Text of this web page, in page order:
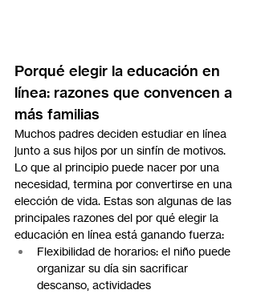
Porqué elegir la educación en
línea: razones que convencen a
más familias
Muchos padres deciden estudiar en línea
junto a sus hijos por un sinfín de motivos.
Lo que al principio puede nacer por una
necesidad, termina por convertirse en una
elección de vida. Estas son algunas de las
principales razones del por qué elegir la
educación en línea está ganando fuerza:
Flexibilidad de horarios: el niño puede
organizar su día sin sacrificar
descanso, actividades